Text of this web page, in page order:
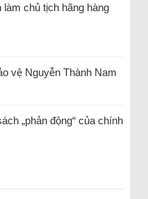
chủ tịch hãng hàng
vệ Nguyễn Thành Nam
„phản động“ của chính